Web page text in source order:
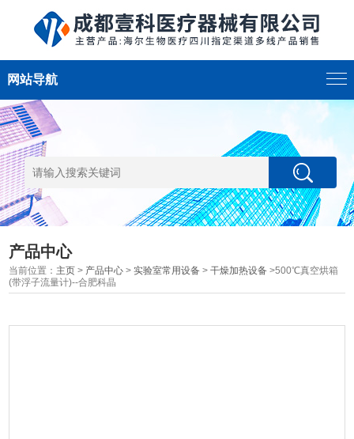
网站导航
产品中心
当前位置： 主页 > 产品中心 >实验室常用设备 >干燥加热设备 >500℃真空烘箱
(带浮子流量计)--合肥科晶